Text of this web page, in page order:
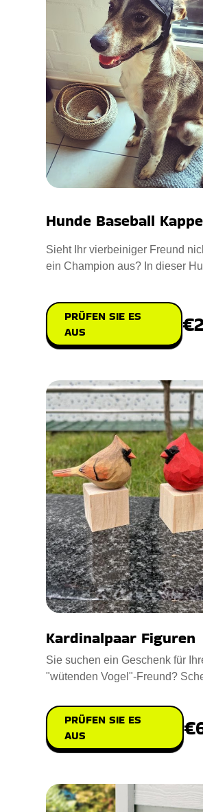
Hunde Baseball Kappe
Sieht Ihr vierbeiniger Freund
ein Champion aus? In dieser
PRÜFEN SIE ES
AUS
Kardinalpaar Figuren
Sie suchen ein Geschenk für
"wütenden Vogel"-Freund?
PRÜFEN SIE ES
AUS